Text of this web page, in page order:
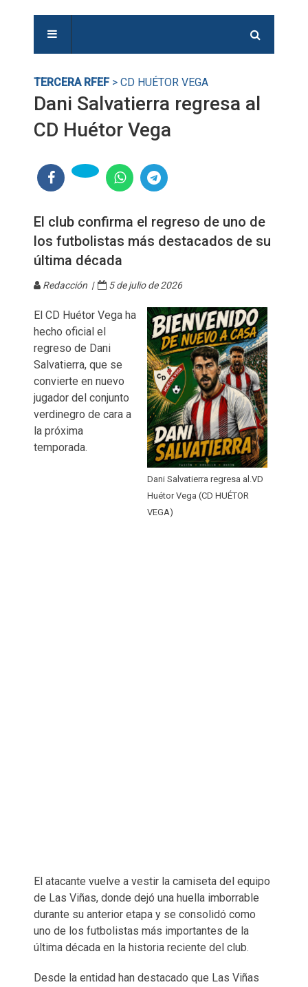
TERCERA RFEF> CD HUÉTOR VEGA
Dani Salvatierra regresa al
CD Huétor Vega
El club confirma el regreso de uno de
los futbolistas más destacados de su
última década
Redacción | 5 de julio de 2026
Dani Salvatierra regresa al.VD
Huétor Vega (CD HUÉTOR
VEGA)
El CD Huétor Vega ha
hecho oficial el
regreso de Dani
Salvatierra, que se
convierte en nuevo
jugador del conjunto
verdinegro de cara a
la próxima
temporada.
El atacante vuelve a vestir la camiseta del equipo
de Las Viñas, donde dejó una huella imborrable
durante su anterior etapa y se consolidó como
uno de los futbolistas más importantes de la
última década en la historia reciente del club.
Desde la entidad han destacado que Las Viñas